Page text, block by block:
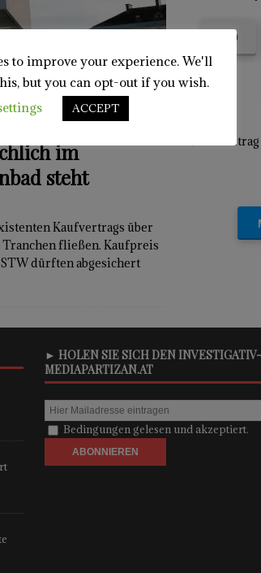
im
steht
Kaufvertrags über
fließen. Kaufpreis
dürften abgesichert
€10
Mein
► HOLEN SIE SICH DEN
MEDIAPARTIZAN.AT
Bedingungen gelesen und akzeptiert.
to improve your experience. We'll
but you can opt-out if you wish.
ACCEPT